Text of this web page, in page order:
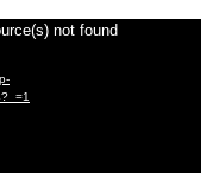
not found